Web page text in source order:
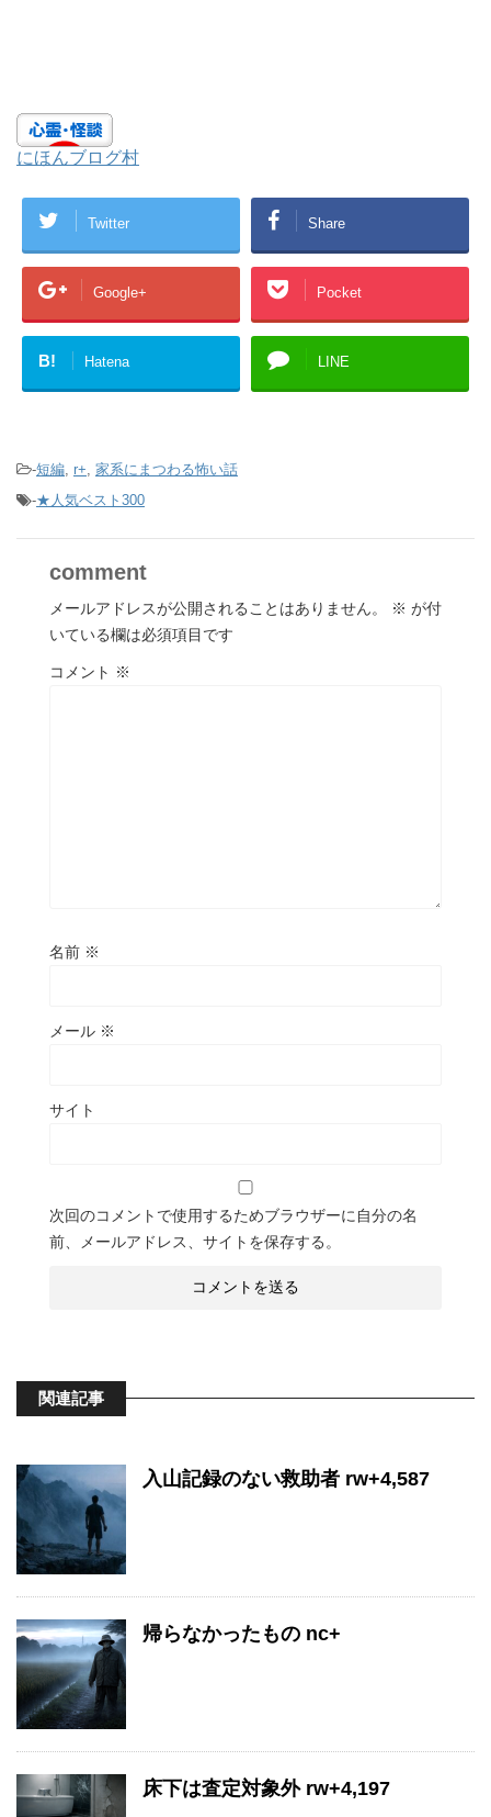
にほんブログ村
Twitter Share
Google+ Pocket
B! Hatena LINE
-短編 r+ 家系にまつわる怖い話
-★人気ベスト300
comment
メールアドレスが公開されることはありません。 ※ が付
いている欄は必須項目です
コメント ※
名前 ※
メール ※
サイト
次回のコメントで使用するためブラウザーに自分の名
前、メールアドレス、サイトを保存する。
関連記事
入山記録のない救助者 rw+4,587
帰らなかったもの nc+
床下は査定対象外 rw+4,197